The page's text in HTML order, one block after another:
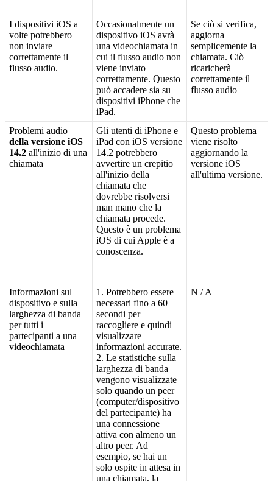
I dispositivi iOS a
volte potrebbero
non inviare
correttamente il
flusso audio.
Occasionalmente un
dispositivo iOS avrà
una videochiamata in
cui il flusso audio non
viene inviato
correttamente. Questo
può accadere sia su
dispositivi iPhone che
iPad.
Se ciò si verifica,
aggiorna
semplicemente la
chiamata. Ciò
ricaricherà
correttamente il
flusso audio
Problemi audio
della versione iOS
14.2 all'inizio di una
chiamata
Gli utenti di iPhone e
iPad con iOS versione
14.2 potrebbero
avvertire un crepitio
all'inizio della
chiamata che
dovrebbe risolversi
man mano che la
chiamata procede.
Questo è un problema
iOS di cui Apple è a
conoscenza.
Questo problema
viene risolto
aggiornando la
versione iOS
all'ultima versione.
Informazioni sul
dispositivo e sulla
larghezza di banda
per tutti i
partecipanti a una
videochiamata
1 . Potrebbero essere
necessari fino a 60
secondi per
raccogliere e quindi
visualizzare
informazioni accurate.
2. Le statistiche sulla
larghezza di banda
vengono visualizzate
solo quando un peer
(computer/dispositivo
del partecipante) ha
una connessione
attiva con almeno un
altro peer. Ad
esempio, se hai un
solo ospite in attesa in
una chiamata, la
N / A